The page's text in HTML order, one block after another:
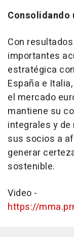
Consolidando
Con
importantes
estratégica
España e
el mercado
mantiene su
integrales y
sus socios a
generar
sostenible.
Video -
https://